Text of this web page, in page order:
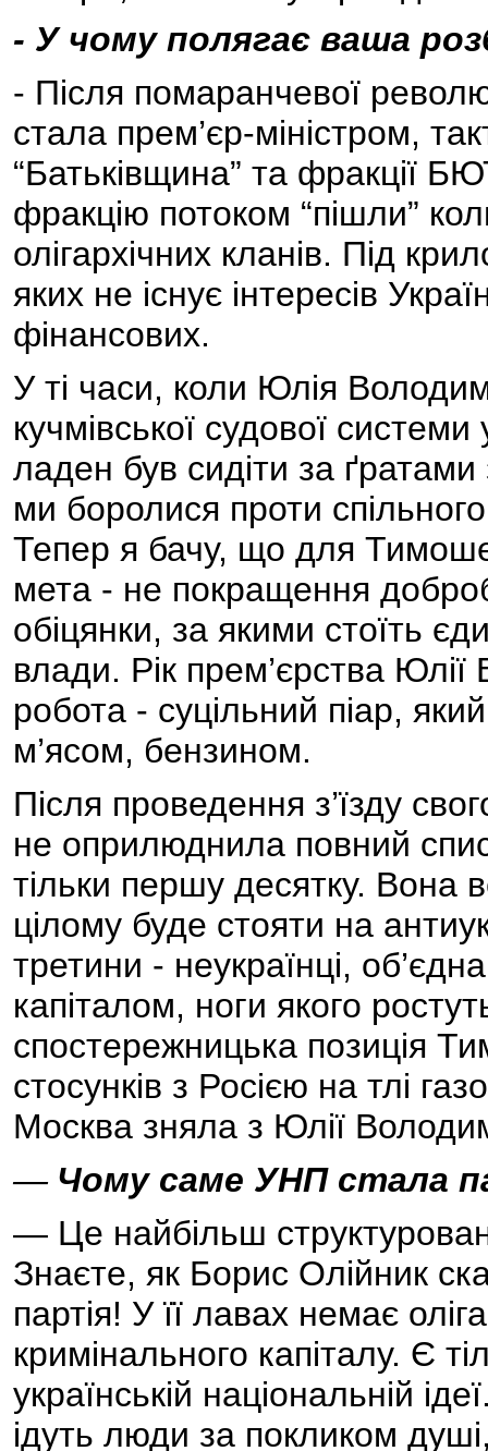
- У чому полягає ваша
- Після помаранчевої
стала прем’єр-міністром,
“Батьківщина” та фракції
фракцію потоком “пішли”
олігархічних кланів. Під
яких не існує інтересів
фінансових.
У ті часи, коли Юлія
кучмівської судової
ладен був сидіти за
ми боролися проти
Тепер я бачу, що для
мета - не покращення
обіцянки, за якими стоїть
влади. Рік прем’єрства
робота - суцільний піар,
м’ясом, бензином.
Після проведення з’їзду
не оприлюднила повний
тільки першу десятку. Вона
цілому буде стояти на
третини - неукраїнці,
капіталом, ноги якого
спостережницька позиція
стосунків з Росією на тлі
Москва зняла з Юлії
— Чому саме УНП стала
— Це найбільш
Знаєте, як Борис Олійник
партія! У її лавах немає
кримінального капіталу. Є
українській національній
ідуть люди за покликом